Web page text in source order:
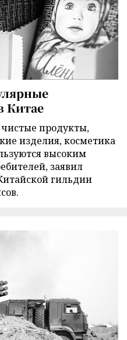
Китае
чистые продукты,
изделия, косметика
высоким
заявил
гильдии